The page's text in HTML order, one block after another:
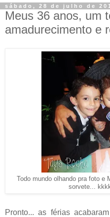
sábado, 28 de julho de
Meus 36 anos, um
amadurecimento e
Todo mundo olhando pra foto e
sorvete...
Pronto... as férias